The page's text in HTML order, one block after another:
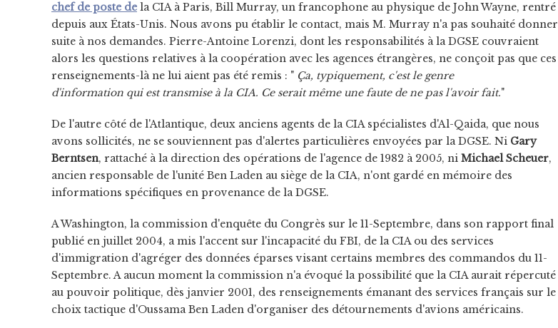
chef de poste de la CIA à Paris, Bill Murray, un francophone au physique de John Wayne, rentré
depuis aux États-Unis. Nous avons pu établir le contact, mais M. Murray n'a pas souhaité donner
suite à nos demandes. Pierre-Antoine Lorenzi, dont les responsabilités à la DGSE couvraient
alors les questions relatives à la coopération avec les agences étrangères, ne conçoit pas que ces
renseignements-là ne lui aient pas été remis : " Ça, typiquement, c'est le genre
d'information qui est transmise à la CIA. Ce serait même une faute de ne pas l'avoir fait."
De l'autre côté de l'Atlantique, deux anciens agents de la CIA spécialistes d'Al-Qaida, que nous
avons sollicités, ne se souviennent pas d'alertes particulières envoyées par la DGSE. Ni Gary
Berntsen, rattaché à la direction des opérations de l'agence de 1982 à 2005, ni Michael Scheuer,
ancien responsable de l'unité Ben Laden au siège de la CIA, n'ont gardé en mémoire des
informations spécifiques en provenance de la DGSE.
A Washington, la commission d'enquête du Congrès sur le 11-Septembre, dans son rapport final
publié en juillet 2004, a mis l'accent sur l'incapacité du FBI, de la CIA ou des services
d'immigration d'agréger des données éparses visant certains membres des commandos du 11-
Septembre. A aucun moment la commission n'a évoqué la possibilité que la CIA aurait répercuté
au pouvoir politique, dès janvier 2001, des renseignements émanant des services français sur le
choix tactique d'Oussama Ben Laden d'organiser des détournements d'avions américains.